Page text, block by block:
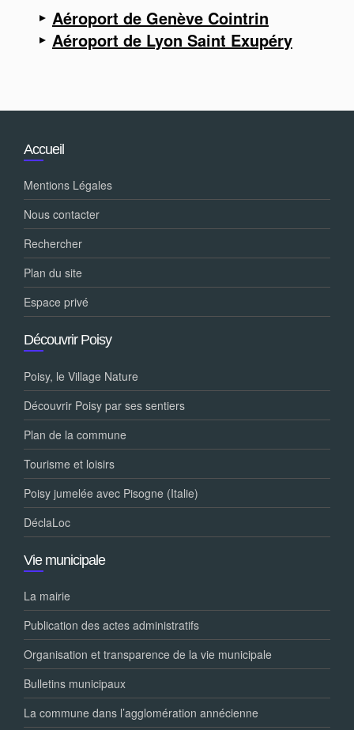
Aéroport de Genève Cointrin
Aéroport de Lyon Saint Exupéry
Accueil
Mentions Légales
Nous contacter
Rechercher
Plan du site
Espace privé
Découvrir Poisy
Poisy, le Village Nature
Découvrir Poisy par ses sentiers
Plan de la commune
Tourisme et loisirs
Poisy jumelée avec Pisogne (Italie)
DéclaLoc
Vie municipale
La mairie
Publication des actes administratifs
Organisation et transparence de la vie municipale
Bulletins municipaux
La commune dans l’agglomération annécienne